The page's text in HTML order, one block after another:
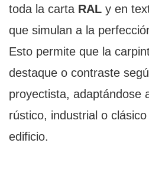
toda la carta RAL y en
que simulan a la
Esto permite que la
destaque o contraste
proyectista, adaptándose
rústico, industrial o
edificio.